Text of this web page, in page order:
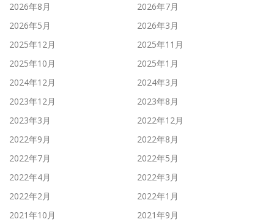
2026年8月
2026年7月
2026年5月
2026年3月
2025年12月
2025年11月
2025年10月
2025年1月
2024年12月
2024年3月
2023年12月
2023年8月
2023年3月
2022年12月
2022年9月
2022年8月
2022年7月
2022年5月
2022年4月
2022年3月
2022年2月
2022年1月
2021年10月
2021年9月